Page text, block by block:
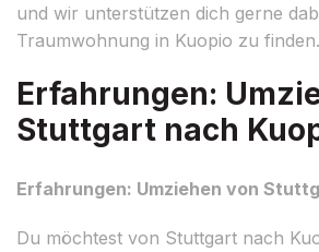
und wir unterstützen dich gerne
Traumwohnung in Kuopio zu finden.
Erfahrungen:
Stuttgart nach
Erfahrungen: Umziehen von
Du möchtest von Stuttgart nach